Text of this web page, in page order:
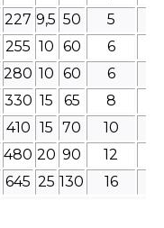
227 9,5 50 5
255 10 60 6
280 10 60 6
330 15 65 8
410 15 70 10
480 20 90 12
645 25 130 16